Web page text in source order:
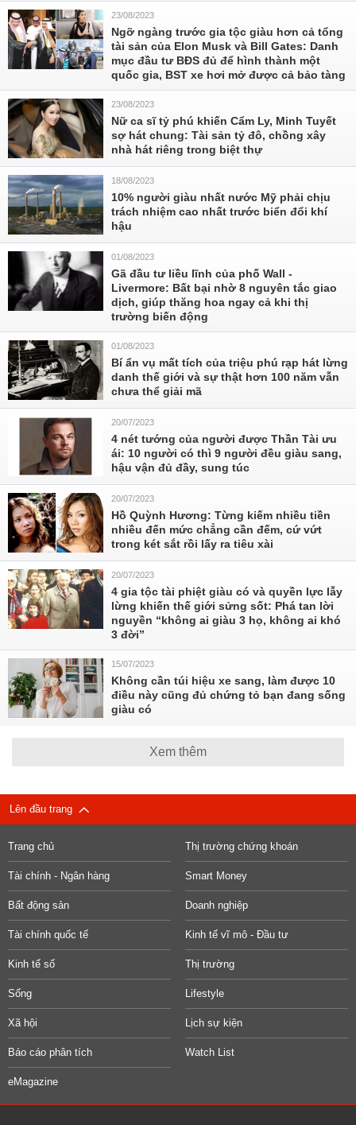
23/08/2023
Ngỡ ngàng trước gia tộc giàu hơn cả tổng
tài sản của Elon Musk và Bill Gates: Danh
mục đầu tư BĐS đủ để hình thành một
quốc gia, BST xe hơi mở được cả bảo tàng
23/08/2023
Nữ ca sĩ tỷ phú khiến Cẩm Ly, Minh Tuyết
sợ hát chung: Tài sản tỷ đô, chồng xây
nhà hát riêng trong biệt thự
18/08/2023
10% người giàu nhất nước Mỹ phải chịu
trách nhiệm cao nhất trước biển đổi khí
hậu
01/08/2023
Gã đầu tư liều lĩnh của phố Wall -
Livermore: Bất bại nhờ 8 nguyên tắc giao
dịch, giúp thăng hoa ngay cả khi thị
trường biến động
01/08/2023
Bí ẩn vụ mất tích của triệu phú rạp hát lừng
danh thế giới và sự thật hơn 100 năm vẫn
chưa thể giải mã
20/07/2023
4 nét tướng của người được Thần Tài ưu
ái: 10 người có thì 9 người đều giàu sang,
hậu vận đủ đầy, sung túc
20/07/2023
Hồ Quỳnh Hương: Từng kiếm nhiều tiền
nhiều đến mức chẳng cần đếm, cứ vứt
trong két sắt rồi lấy ra tiêu xài
20/07/2023
4 gia tộc tài phiệt giàu có và quyền lực lẫy
lừng khiến thế giới sửng sốt: Phá tan lời
nguyền “không ai giàu 3 họ, không ai khó
3 đời”
15/07/2023
Không cần túi hiệu xe sang, làm được 10
điều này cũng đủ chứng tỏ bạn đang sống
giàu có
Xem thêm
Lên đầu trang
Trang chủ Thị trường chứng khoán
Tài chính - Ngân hàng Smart Money
Bất động sản Doanh nghiệp
Tài chính quốc tế Kinh tế vĩ mô - Đầu tư
Kinh tế số Thị trường
Sống Lifestyle
Xã hội Lịch sự kiện
Báo cáo phân tích Watch List
eMagazine